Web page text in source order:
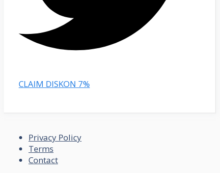
CLAIM DISKON 7%
Privacy Policy
Terms
Contact